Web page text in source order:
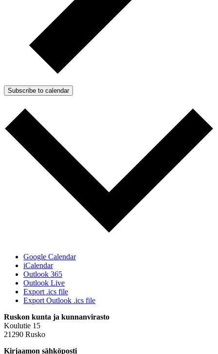
Subscribe to calendar
Google Calendar
iCalendar
Outlook 365
Outlook Live
Export .ics file
Export Outlook .ics file
Ruskon kunta ja kunnanvirasto
Koulutie 15
21290 Rusko
Kirjaamon sähköposti